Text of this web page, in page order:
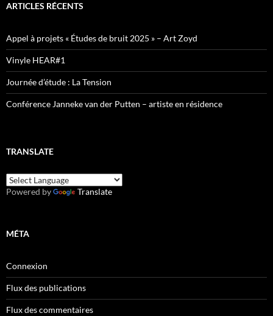
ARTICLES RÉCENTS
Appel à projets « Études de bruit 2025 » – Art Zoyd
Vinyle HEAR#1
Journée d’étude : La Tension
Conférence Janneke van der Putten – artiste en résidence
TRANSLATE
Powered by Translate
MÉTA
Connexion
Flux des publications
Flux des commentaires